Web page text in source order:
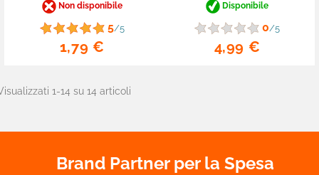
Non disponibile
5/5
1,79 €
Disponibile
0/5
4,99 €
1-14 su 14 articoli
Brand Partner per la Spesa